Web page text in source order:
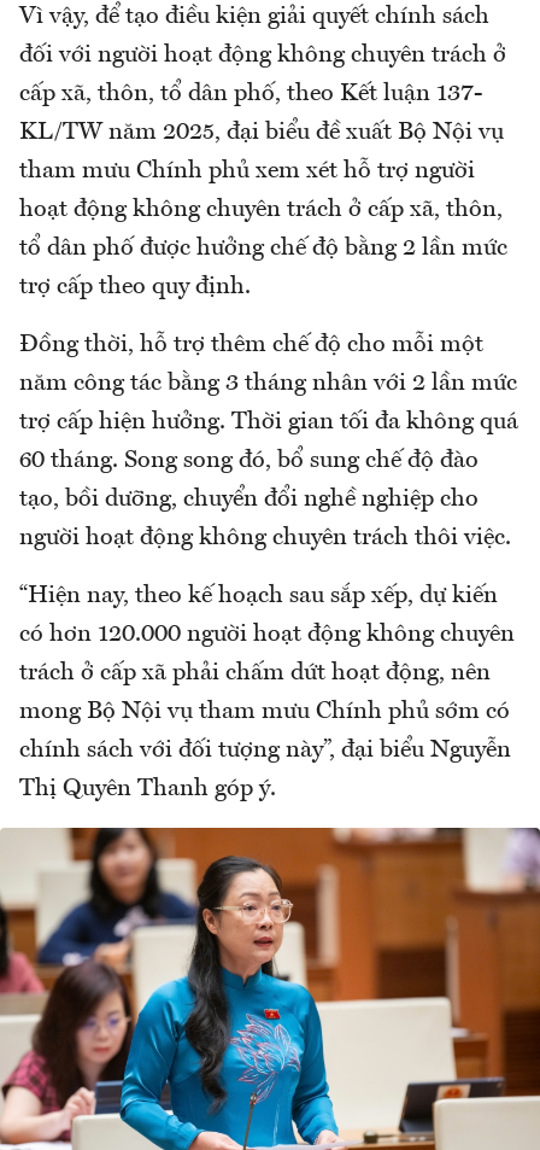
Vì vậy, để tạo điều kiện giải quyết chính sách
đối với người hoạt động không chuyên trách ở
cấp xã, thôn, tổ dân phố, theo Kết luận 137-
KL/TW năm 2025, đại biểu đề xuất Bộ Nội vụ
tham mưu Chính phủ xem xét hỗ trợ người
hoạt động không chuyên trách ở cấp xã, thôn,
tổ dân phố được hưởng chế độ bằng 2 lần mức
trợ cấp theo quy định.
Đồng thời, hỗ trợ thêm chế độ cho mỗi một
năm công tác bằng 3 tháng nhân với 2 lần mức
trợ cấp hiện hưởng. Thời gian tối đa không quá
60 tháng. Song song đó, bổ sung chế độ đào
tạo, bồi dưỡng, chuyển đổi nghề nghiệp cho
người hoạt động không chuyên trách thôi việc.
“Hiện nay, theo kế hoạch sau sắp xếp, dự kiến
có hơn 120.000 người hoạt động không chuyên
trách ở cấp xã phải chấm dứt hoạt động, nên
mong Bộ Nội vụ tham mưu Chính phủ sớm có
chính sách với đối tượng này”, đại biểu Nguyễn
Thị Quyên Thanh góp ý.